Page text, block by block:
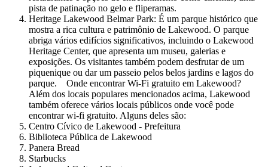
pista de patinação no gelo e fliperamas.
Heritage Lakewood Belmar Park: É um parque histórico que
mostra a rica cultura e patrimônio de Lakewood. O parque
abriga vários edifícios significativos, incluindo o Lakewood
Heritage Center, que apresenta um museu, galerias e
exposições. Os visitantes também podem desfrutar de um
piquenique ou dar um passeio pelos belos jardins e lagos do
parque. Onde encontrar Wi-Fi gratuito em Lakewood?
Além dos locais populares mencionados acima, Lakewood
também oferece vários locais públicos onde você pode
encontrar wi-fi gratuito. Alguns deles são:
Centro Cívico de Lakewood - Prefeitura
Biblioteca Pública de Lakewood
Panera Bread
Starbucks